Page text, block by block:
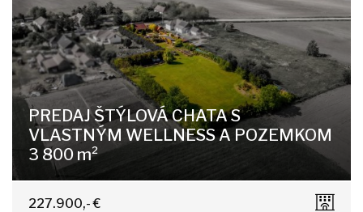
PREDAJ ŠTÝLOVÁ CHATA S
VLASTNÝM WELLNESS A POZEMKOM
3 800 m²
Okánikova, Veľké Kosihy
227.900,- €